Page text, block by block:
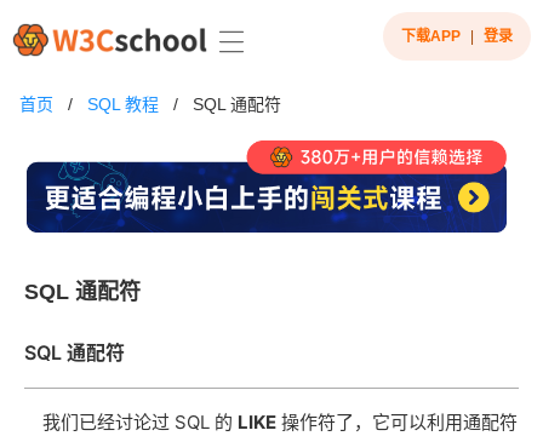
下载APP 登录
首页 / SQL 教程 / SQL 通配符
SQL 通配符
SQL 通配符
我们已经讨论过 SQL 的 LIKE 操作符了，它可以利用通配符